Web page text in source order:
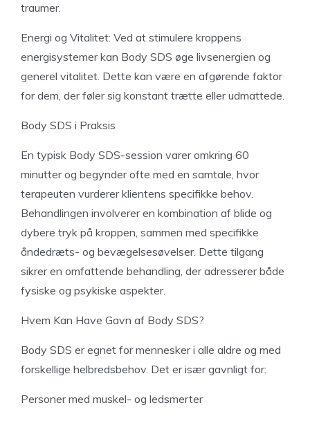
traumer.
Energi og Vitalitet: Ved at stimulere kroppens
energisystemer kan Body SDS øge livsenergien og
generel vitalitet. Dette kan være en afgørende faktor
for dem, der føler sig konstant trætte eller udmattede.
Body SDS i Praksis
En typisk Body SDS-session varer omkring 60
minutter og begynder ofte med en samtale, hvor
terapeuten vurderer klientens specifikke behov.
Behandlingen involverer en kombination af blide og
dybere tryk på kroppen, sammen med specifikke
åndedræts- og bevægelsesøvelser. Dette tilgang
sikrer en omfattende behandling, der adresserer både
fysiske og psykiske aspekter.
Hvem Kan Have Gavn af Body SDS?
Body SDS er egnet for mennesker i alle aldre og med
forskellige helbredsbehov. Det er især gavnligt for:
Personer med muskel- og ledsmerter